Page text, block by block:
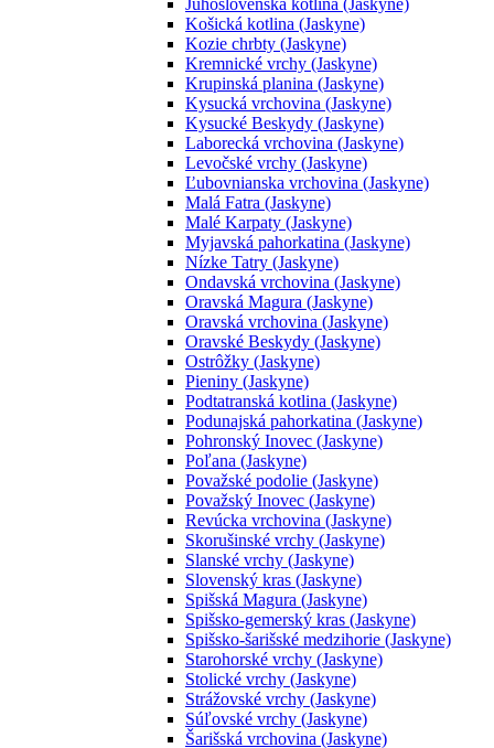
Košická kotlina (Jaskyne)
Kozie chrbty (Jaskyne)
Kremnické vrchy (Jaskyne)
Krupinská planina (Jaskyne)
Kysucká vrchovina (Jaskyne)
Kysucké Beskydy (Jaskyne)
Laborecká vrchovina (Jaskyne)
Levočské vrchy (Jaskyne)
Ľubovnianska vrchovina (Jaskyne)
Malá Fatra (Jaskyne)
Malé Karpaty (Jaskyne)
Myjavská pahorkatina (Jaskyne)
Nízke Tatry (Jaskyne)
Ondavská vrchovina (Jaskyne)
Oravská Magura (Jaskyne)
Oravská vrchovina (Jaskyne)
Oravské Beskydy (Jaskyne)
Ostrôžky (Jaskyne)
Pieniny (Jaskyne)
Podtatranská kotlina (Jaskyne)
Podunajská pahorkatina (Jaskyne)
Pohronský Inovec (Jaskyne)
Poľana (Jaskyne)
Považské podolie (Jaskyne)
Považský Inovec (Jaskyne)
Revúcka vrchovina (Jaskyne)
Skorušinské vrchy (Jaskyne)
Slanské vrchy (Jaskyne)
Slovenský kras (Jaskyne)
Spišská Magura (Jaskyne)
Spišsko-gemerský kras (Jaskyne)
Spišsko-šarišské medzihorie (Jaskyne)
Starohorské vrchy (Jaskyne)
Stolické vrchy (Jaskyne)
Strážovské vrchy (Jaskyne)
Súľovské vrchy (Jaskyne)
Šarišská vrchovina (Jaskyne)